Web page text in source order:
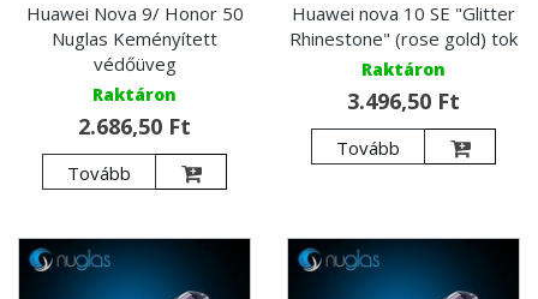
Huawei Nova 9/ Honor 50
Nuglas Keményített
védőüveg
Raktáron
2.686,50 Ft
Tovább
Huawei nova 10 SE "Glitter
Rhinestone" (rose gold) tok
Raktáron
3.496,50 Ft
Tovább